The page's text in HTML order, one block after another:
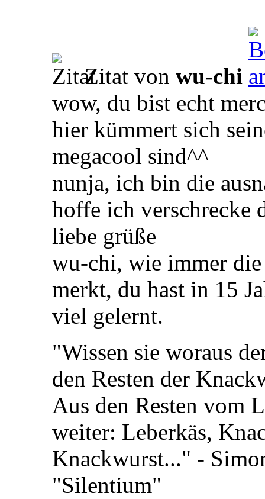
Zitat von wu-chi
wow, du bist echt
hier kümmert sich
megacool sind^^
nunja, ich bin die
hoffe ich verschrecke
liebe grüße
wu-chi, wie immer
merkt, du hast in 15
viel gelernt.
"Wissen sie woraus
den Resten der
Aus den Resten vom
weiter: Leberkäs,
Knackwurst..." -
"Silentium"